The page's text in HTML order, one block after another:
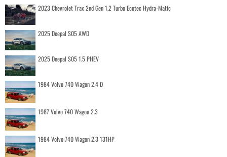
2023 Chevrolet Trax 2nd Gen 1.2 Turbo Ecotec Hydra-Matic
2025 Deepal S05 AWD
2025 Deepal S05 1.5 PHEV
1984 Volvo 740 Wagon 2.4 D
1987 Volvo 740 Wagon 2.3
1984 Volvo 740 Wagon 2.3 131HP